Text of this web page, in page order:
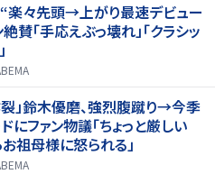
“楽々先頭→上がり最速デビュー
賛「手応えぶっ壊れ」「クラシッ
裂」鈴木優磨、強烈腹蹴り→今季
にファン物議「ちょっと厳しい
お祖母様に怒られる」